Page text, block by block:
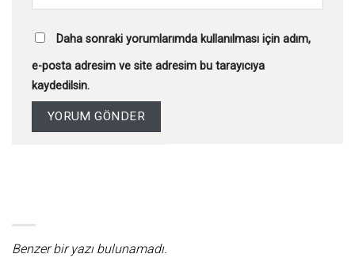
Daha sonraki yorumlarımda kullanılması için adım,
e-posta adresim ve site adresim bu tarayıcıya
kaydedilsin.
Benzer bir yazı bulunamadı.